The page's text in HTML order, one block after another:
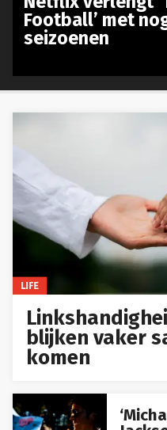
LIFE
blijken vaker
komen
Football’ met
seizoenen